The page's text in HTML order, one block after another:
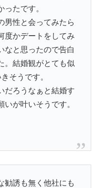
たです。
男性と会ってみたら
度かデートをしてみ
なと思ったので告白
。結婚観がとても似
そうです。
だろうなぁと結婚す
が叶いそうです。
勧誘も無く他社にも